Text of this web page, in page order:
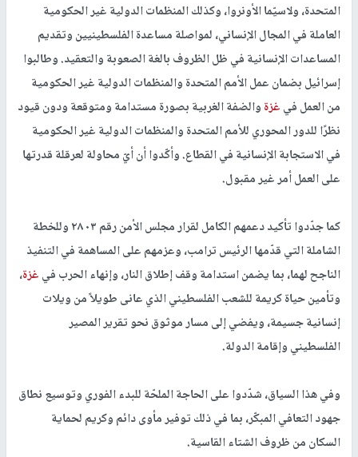
المتحدة، ولاسيّما الأونروا، وكذلك المنظمات الدولية غير الحكومية
العاملة في المجال الإنساني، لمواصلة مساعدة الفلسطينيين وتقديم
المساعدات الإنسانية في ظل الظروف بالغة الصعوبة والتعقيد. وطالبوا
إسرائيل بضمان عمل الأمم المتحدة والمنظمات الدولية غير الحكومية
من العمل فيغزةوالضفة الغربية بصورة مستدامة ومتوقعة ودون قيود
نظرًا للدور المحوري للأمم المتحدة والمنظمات الدولية غير الحكومية
في الاستجابة الإنسانية في القطاع. وأكّدوا أن أيّ محاولة لعرقلة قدرتها
على العمل أمر غير مقبول.
كما جدّدوا تأكيد دعمهم الكامل لقرار مجلس الأمن رقم ٢٨٠٣ وللخطة
الشاملة التي قدّمها الرئيس ترامب، وعزمهم على المساهمة في التنفيذ
الناجح لهما، بما يضمن استدامة وقف إطلاق النار، وإنهاء الحرب فيغزة،
وتأمين حياة كريمة للشعب الفلسطيني الذي عانى طويلاً من ويلات
إنسانية جسيمة، ويفضي إلى مسار موثوق نحو تقرير المصير
الفلسطيني وإقامة الدولة.
وفي هذا السياق، شدّدوا على الحاجة الملحّة للبدء الفوري وتوسيع نطاق
جهود التعافي المبكّر، بما في ذلك توفير مأوى دائم وكريم لحماية
السكان من ظروف الشتاء القاسية.